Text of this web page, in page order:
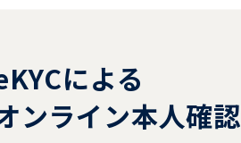
による
ンライン本人確認